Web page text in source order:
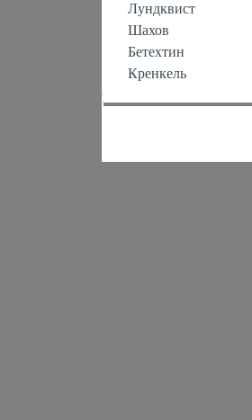
Лундквист
Шахов
Бетехтин
Кренкель